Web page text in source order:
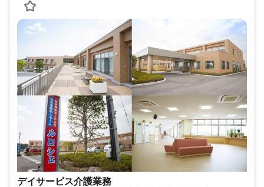
デイサービス介護業務